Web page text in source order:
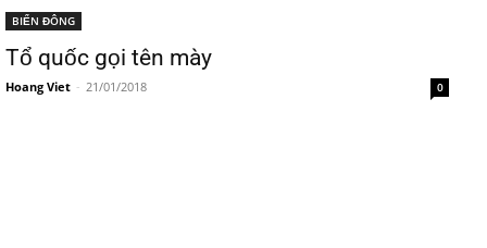
BIỂN ĐÔNG
Tổ quốc gọi tên mày
Hoang Viet - 21/01/2018 0